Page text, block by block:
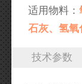
适用物料：
石灰、氢
技术参数